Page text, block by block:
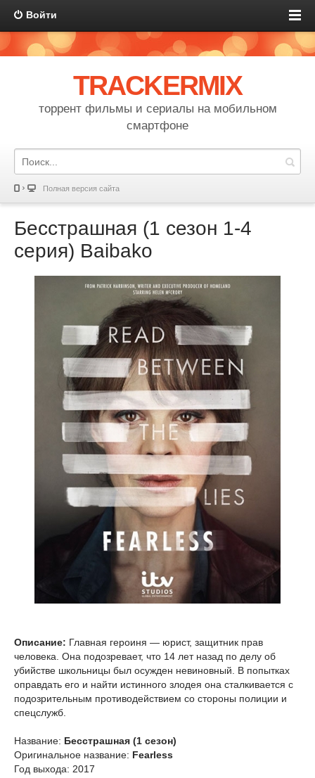
Войти
TRACKERMIX
торрент фильмы и сериалы на мобильном
смартфоне
Полная версия сайта
Бесстрашная (1 сезон 1-4
серия) Baibako
Описание: Главная героиня — юрист, защитник прав
человека. Она подозревает, что 14 лет назад по делу об
убийстве школьницы был осужден невиновный. В попытках
оправдать его и найти истинного злодея она сталкивается с
подозрительным противодействием со стороны полиции и
спецслужб.
Название: Бесстрашная (1 сезон)
Оригинальное название: Fearless
Год выхода: 2017